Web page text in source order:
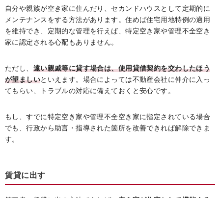
自分や親族が空き家に住んだり、セカンドハウスとして定期的に
メンテナンスをする方法があります。住めば住宅用地特例の適用
を維持でき、定期的な管理を行えば、特定空き家や管理不全空き
家に認定される心配もありません。
ただし、 遠い親戚等に貸す場合は、使用貸借契約を交わしたほう
が望ましいといえます。場合によっては不動産会社に仲介に入っ
てもらい、トラブルの対応に備えておくと安心です。
もし、すでに特定空き家や管理不全空き家に指定されている場合
でも、行政から助言・指導された箇所を改善できれば解除できま
す。
賃貸に出す